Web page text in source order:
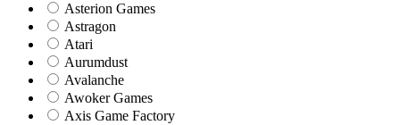
Asterion Games
Astragon
Atari
Aurumdust
Avalanche
Awoker Games
Axis Game Factory